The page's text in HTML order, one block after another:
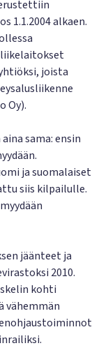
1.1.2004 alkaen.
liikelaitokset
joista
Oy).
sama: ensin
ja suomalaiset
siis kilpailulle.
jäänteet ja
2010.
kohti
vähemmän